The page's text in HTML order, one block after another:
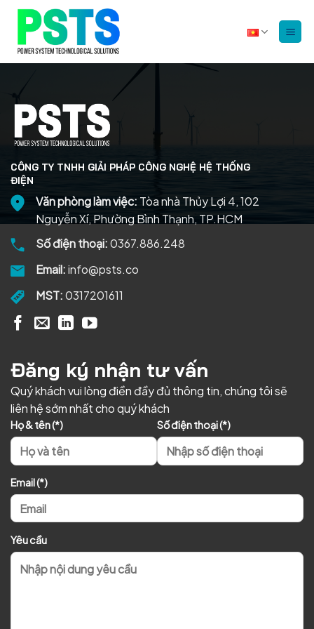
dung
CÔNG TY TNHH GIẢI PHÁP CÔNG NGHỆ HỆ THỐNG
ĐIỆN
Văn phòng làm việc: Tòa nhà Thủy Lợi 4, 102
Nguyễn Xí, Phường Bình Thạnh, TP.HCM
Số điện thoại:0367.886.248
Email:info@psts.co
MST:0317201611
Đăng ký nhận tư vấn
Quý khách vui lòng điền đầy đủ thông tin, chúng tôi sẽ
liên hệ sớm nhất cho quý khách
Họ & tên (*) Số điện thoại (*)
Email (*)
Yêu cầu